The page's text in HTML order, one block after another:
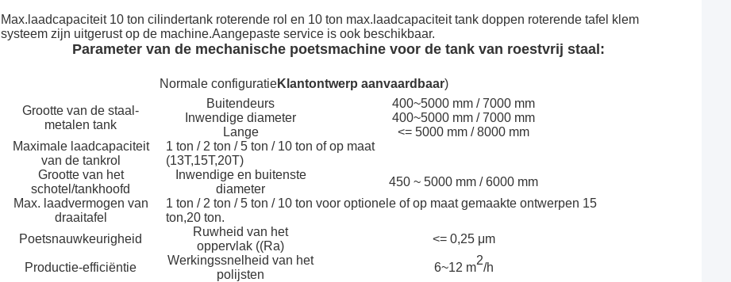
Max.laadcapaciteit 10 ton cilindertank roterende rol en 10 ton max.laadcapaciteit tank doppen roterende tafel klem
systeem zijn uitgerust op de machine.Aangepaste service is ook beschikbaar.
Parameter van de mechanische poetsmachine voor de tank van roestvrij staal:
Normale configuratieKlantontwerp aanvaardbaar)
Grootte van de staal-
metalen tank
Buitendeurs
400~5000 mm / 7000 mm
Inwendige diameter
400~5000 mm / 7000 mm
Lange
<= 5000 mm / 8000 mm
Maximale laadcapaciteit
van de tankrol
1 ton / 2 ton / 5 ton / 10 ton of op maat
(13T,15T,20T)
Grootte van het
schotel/tankhoofd
Inwendige en buitenste
diameter
450 ~ 5000 mm / 6000 mm
Max. laadvermogen van
draaitafel
1 ton / 2 ton / 5 ton / 10 ton voor optionele of op maat gemaakte ontwerpen 15
ton,20 ton.
Poetsnauwkeurigheid
Ruwheid van het
oppervlak ((Ra)
<= 0,25 μm
Productie-efficiëntie
Werkingssnelheid van het
polijsten
6~12 m
2
/h